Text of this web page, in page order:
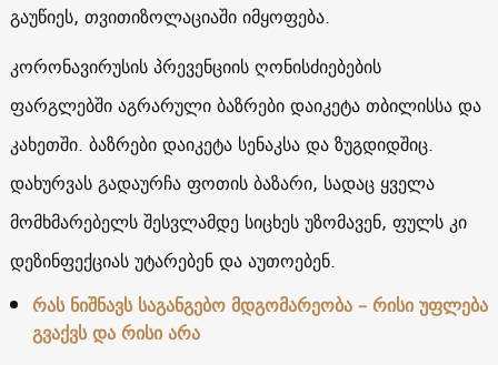
გაუწიეს, თვითიზოლაციაში იმყოფება.
კორონავირუსის პრევენციის ღონისძიებების
ფარგლებში აგრარული ბაზრები დაიკეტა თბილისსა და
კახეთში. ბაზრები დაიკეტა სენაკსა და ზუგდიდშიც.
დახურვას გადაურჩა ფოთის ბაზარი, სადაც ყველა
მომხმარებელს შესვლამდე სიცხეს უზომავენ, ფულს კი
დეზინფექციას უტარებენ და აუთოებენ.
რას ნიშნავს საგანგებო მდგომარეობა – რისი უფლება
გვაქვს და რისი არა